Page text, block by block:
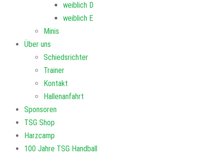
weiblich D
weiblich E
Minis
Über uns
Schiedsrichter
Trainer
Kontakt
Hallenanfahrt
Sponsoren
TSG Shop
Harzcamp
100 Jahre TSG Handball